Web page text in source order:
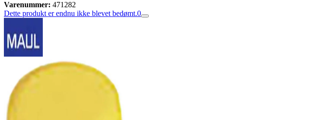
Varenummer: 471282
Dette produkt er endnu ikke blevet bedømt.0